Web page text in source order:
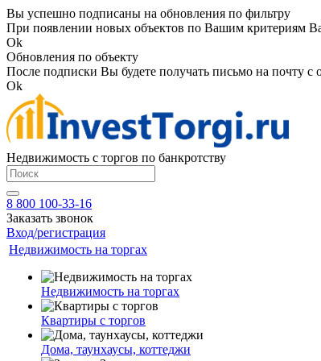
Вы успешно подписаны на обновления по фильтру
При появлении новых объектов по Вашим критериям
Ok
Обновления по объекту
После подписки Вы будете получать письмо на почту
Ok
Недвижимость с торгов по банкротству
8 800 100-33-16
Заказать звонок
Вход/регистрация
Недвижимость на торгах
Недвижимость на торгах
Квартиры с торгов
Дома, таунхаусы, коттеджи